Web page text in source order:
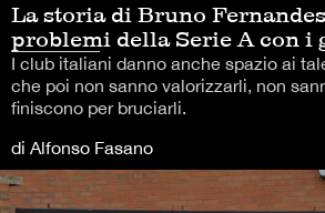
La storia di Bruno
problemi della Serie A con i
I club italiani danno anche spazio ai
che poi non sanno valorizzarli, non
finiscono per bruciarli.
di Alfonso Fasano